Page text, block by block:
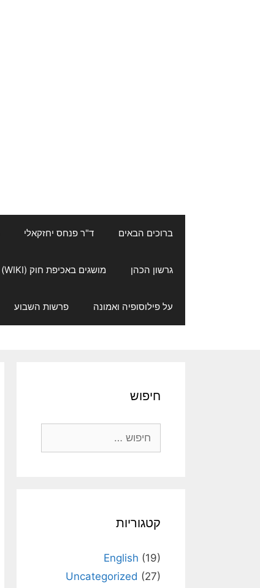
ברוכים הבאים ד"ר פנחס יחזקאלי
גרשון הכהן מושגים באכיפת חוק (WIKI)
על פילוסופיה ואמונה פרשות השבוע
חיפוש
קטגוריות
English (19)
Uncategorized (27)